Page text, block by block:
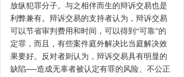
放纵犯罪分子。与之相伴而生的辩诉交易也是
利弊兼有。辩诉交易的支持者认为，辩诉交易
可以节省审判费用和时间，可以得到“可靠”的
定罪，而且，有些案件庭外解决比当庭解决效
果要好。反对者则认为，辩诉交易具有明显的
缺陷──造成无辜者被认定有罪的风险、不公正